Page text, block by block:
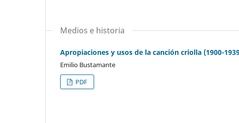
Medios e historia
Apropiaciones y usos de la canción criolla (1900-
Emilio Bustamante
PDF